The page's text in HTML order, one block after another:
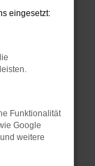
deine
einem
eingesetzt:
Funktionalität
Google
weitere